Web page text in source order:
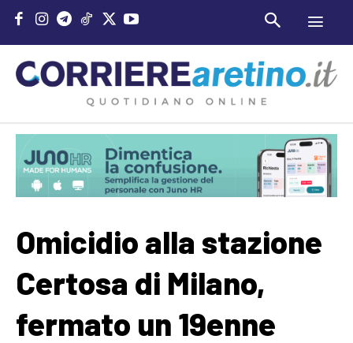
Omicidio alla stazione
Certosa di Milano,
fermato un 19enne